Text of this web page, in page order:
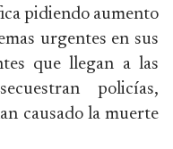
pidiendo aumento
urgentes en sus
que llegan a las
policías,
causado la muerte